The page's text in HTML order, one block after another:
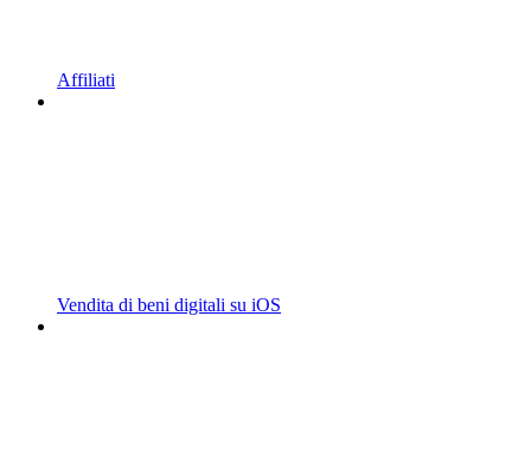
Affiliati
Vendita di beni digitali su iOS